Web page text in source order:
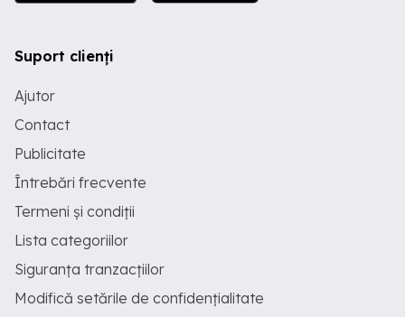
Suport clienți
Ajutor
Contact
Publicitate
Întrebări frecvente
Termeni și condiții
Lista categoriilor
Siguranța tranzacțiilor
Modifică setările de confidențialitate